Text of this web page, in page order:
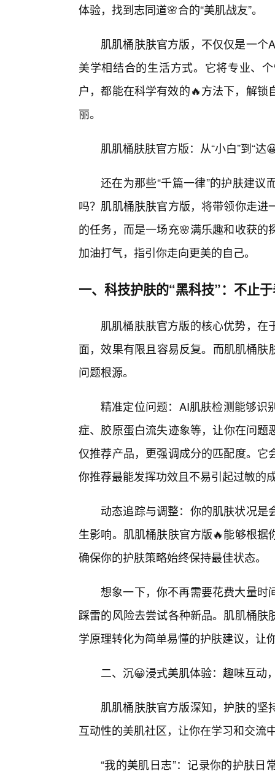
体验，找到志同道🌸合的“美肌战友”。
肌肌桶肤肤官方版，不仅仅是一
美学相结合的生活方式。它将专业、
户，都能在科学有效的🔥方法下，解
丽。
肌肌桶肤肤官方版：从“小白”到“达
还在为那些“千篇一律”的护肤建
吗？肌肌桶肤肤官方版，将带领你走
的任务，而是一场充🌸满乐趣和收获
加油打气，指引你走向更美的自己。
一、科技护肤的“黑科技”：不止
肌肌桶肤肤官方版的核心优势，
面，效果有限且容易反复。而肌肌桶
问题根源。
精准定位问题：AI肌肤检测能够识
症、胶原蛋白流失迹象等，让你在问
仅推荐产品，更强调成分的匹配度。
你推荐最能发挥功效且不易引起过敏的
动态追踪与调整：你的肌肤状况
生影响。肌肌桶肤肤官方版🔥能够根
确保你的护肤策略始终保持最佳状态。
想象一下，你不再需要花费大量时
踩雷的风险去尝试各种新品。肌肌桶
学原理转化为简单易懂的护肤建议，让
二、沉😀浸式美肌体验：趣味互动
肌肌桶肤肤官方版深知，护肤的
互动性的美肌社区，让你在学习和交流
“我的美肌日志”：记录你的护肤